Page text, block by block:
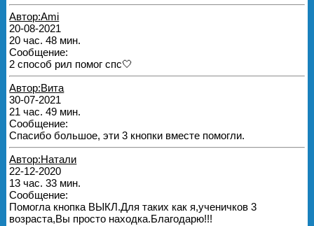
Автор:Ami
20-08-2021
20 час. 48 мин.
Сообщение:
2 способ рил помог спс🤍
Автор:Вита
30-07-2021
21 час. 49 мин.
Сообщение:
Спасибо большое, эти 3 кнопки вместе помогли.
Автор:Натали
22-12-2020
13 час. 33 мин.
Сообщение:
Помогла кнопка ВЫКЛ.Для таких как я,ученичков 3
возраста,Вы просто находка.Благодарю!!!